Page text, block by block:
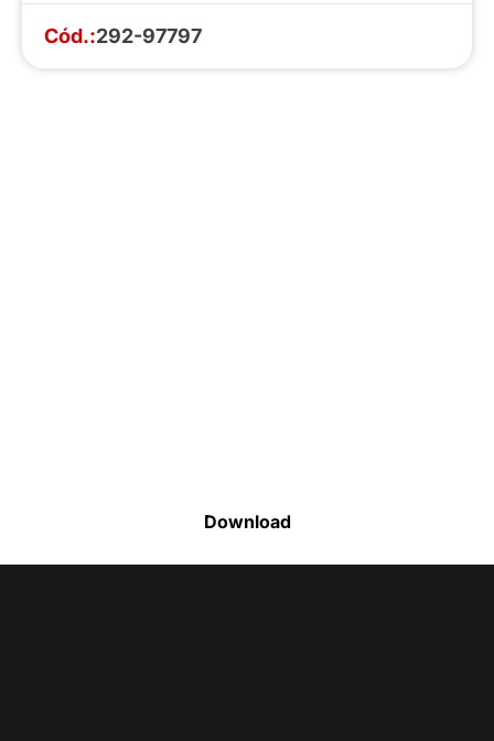
Cód.:292-97797
Download